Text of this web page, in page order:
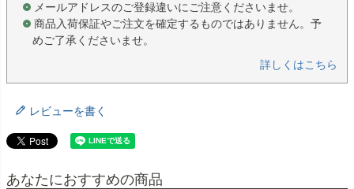
メールアドレスのご登録違いにご注意くださいませ。
商品入荷保証やご注文を確定するものではありません。予
めご了承くださいませ。
詳しくはこちら
レビューを書く
あなたにおすすめの商品